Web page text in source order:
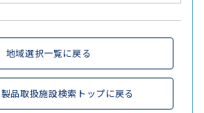
地域選択一覧に戻る
品取扱施設検索トップに戻る